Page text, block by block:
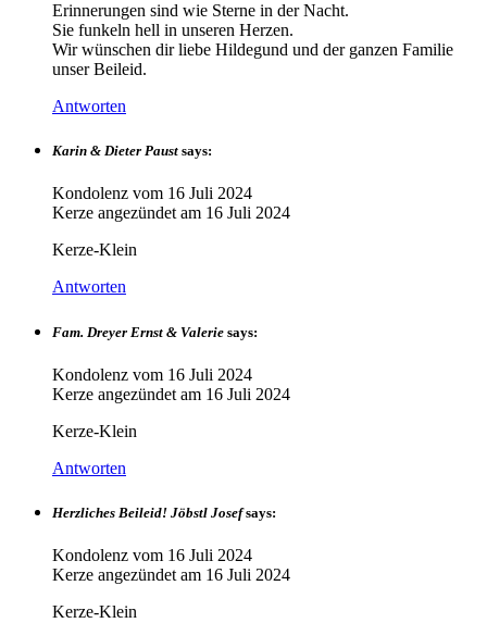
Erinnerungen sind wie Sterne in der Nacht.
Sie funkeln hell in unseren Herzen.
Wir wünschen dir liebe Hildegund und der ganzen Familie
unser Beileid.
Antworten
Karin & Dieter Paust says:
Kondolenz vom 16 Juli 2024
Kerze angezündet am 16 Juli 2024
Kerze-Klein
Antworten
Fam. Dreyer Ernst & Valerie says:
Kondolenz vom 16 Juli 2024
Kerze angezündet am 16 Juli 2024
Kerze-Klein
Antworten
Herzliches Beileid! Jöbstl Josef says:
Kondolenz vom 16 Juli 2024
Kerze angezündet am 16 Juli 2024
Kerze-Klein